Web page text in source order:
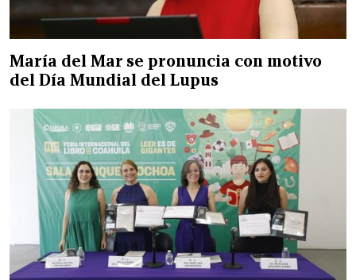
María del Mar se pronuncia con motivo
del Día Mundial del Lupus